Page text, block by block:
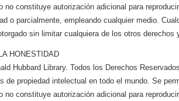
no constituye autorización adicional para
o parcialmente, empleando cualquier medio.
sin limitar cualquiera de los otros
HONESTIDAD
Hubbard Library. Todos los Derechos
de propiedad intelectual en todo el mundo. Se
no constituye autorización adicional para